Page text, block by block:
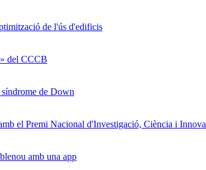
de l'ús d'edificis
del CCCB
de Down
el Premi Nacional d'Investigació, Ciència i
amb una app